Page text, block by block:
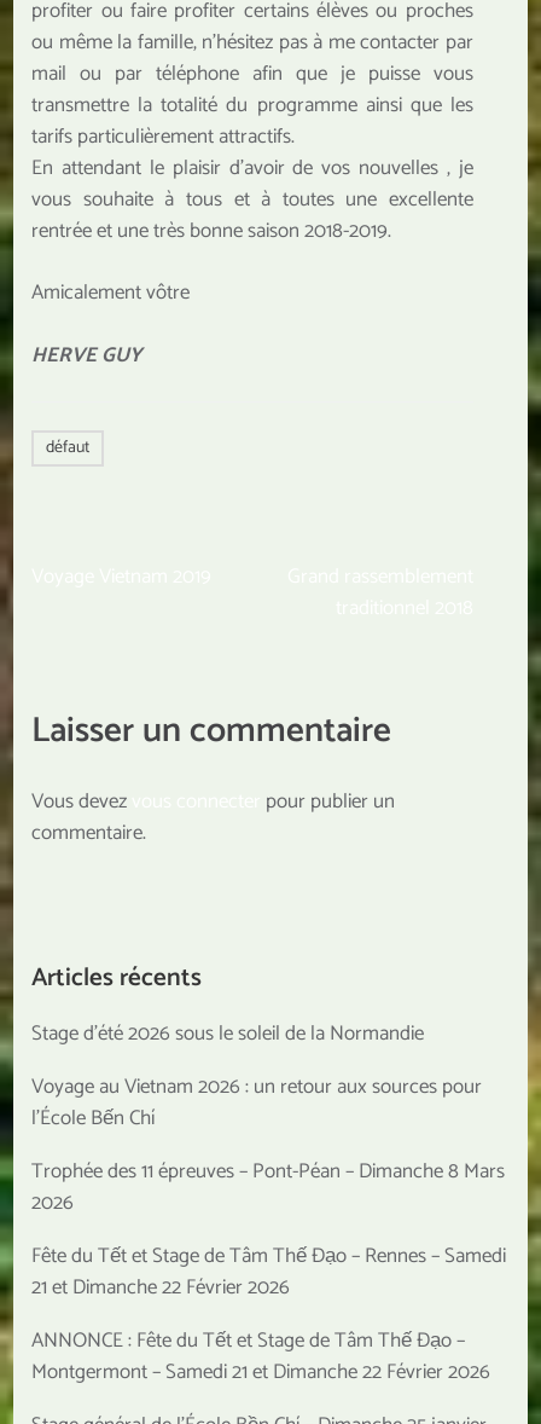
profiter ou faire profiter certains élèves ou proches
ou même la famille, n’hésitez pas à me contacter par
mail ou par téléphone afin que je puisse vous
transmettre la totalité du programme ainsi que les
tarifs particulièrement attractifs.
En attendant le plaisir d’avoir de vos nouvelles , je
vous souhaite à tous et à toutes une excellente
rentrée et une très bonne saison 2018-2019.
Amicalement vôtre
HERVE GUY
défaut
Laisser un commentaire
Vous devez
pour publier un
commentaire.
Articles récents
Stage d’été 2026 sous le soleil de la Normandie
Voyage au Vietnam 2026 : un retour aux sources pour
l’École Bến Chí
Trophée des 11 épreuves – Pont-Péan – Dimanche 8 Mars
2026
Fête du Tết et Stage de Tâm Thế Đạo – Rennes – Samedi
21 et Dimanche 22 Février 2026
ANNONCE : Fête du Tết et Stage de Tâm Thế Đạo –
Montgermont – Samedi 21 et Dimanche 22 Février 2026